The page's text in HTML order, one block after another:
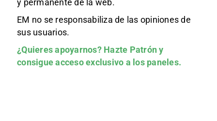
y permanente de la web.
EM no se responsabiliza de las opiniones de
sus usuarios.
¿Quieres apoyarnos? Hazte Patróny
consigue acceso exclusivo a los paneles.